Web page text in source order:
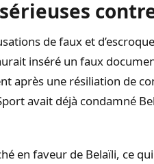
de faux et
inséré un faux
après une résiliation de
avait déjà condamné
en faveur de Belaïli, ce qui